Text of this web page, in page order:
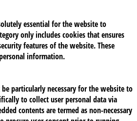
essential for the website to
only includes cookies that ensures
features of the website. These
information.
particularly necessary for the website to
to collect user personal data via
contents are termed as non-necessary